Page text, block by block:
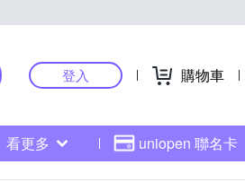
登入 購物車
看更多 uniopen 聯名卡